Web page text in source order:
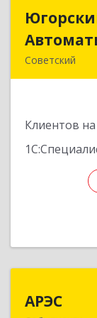
Советский
Клиентов
АРЭС